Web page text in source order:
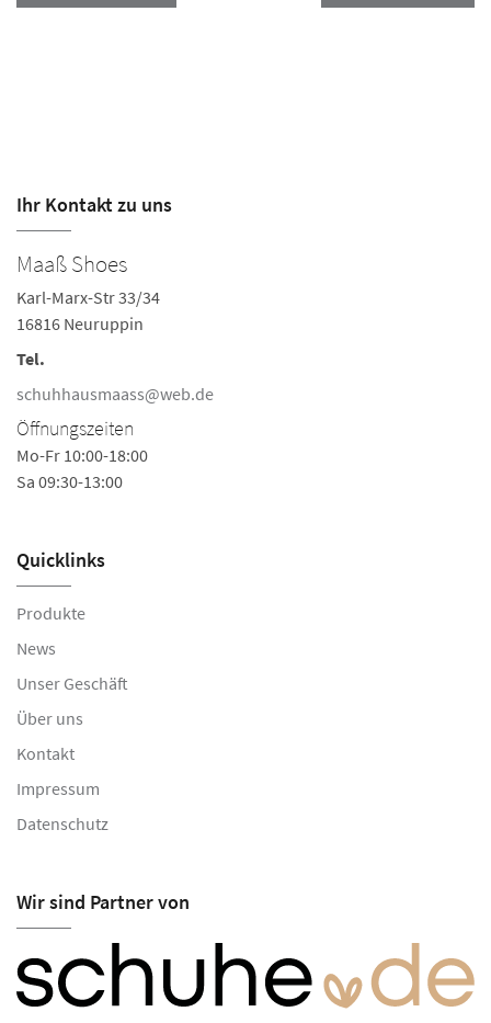
Ihr Kontakt zu uns
Maaß Shoes
Karl-Marx-Str 33/34
16816 Neuruppin
Tel.
schuhhausmaass@web.de
Öffnungszeiten
Mo-Fr 10:00-18:00
Sa 09:30-13:00
Quicklinks
Produkte
News
Unser Geschäft
Über uns
Kontakt
Impressum
Datenschutz
Wir sind Partner von